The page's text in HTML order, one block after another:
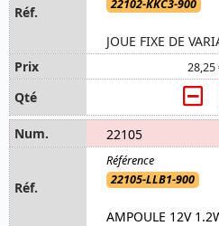
22102-KKC3-900
JOUE FIXE DE
28,25
22105
22105-LLB1-900
AMPOULE 12V